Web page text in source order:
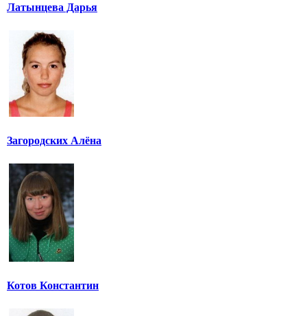
Латынцева Дарья
Загородских Алёна
Котов Константин